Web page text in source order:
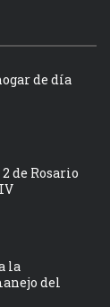
de día
de Rosario
la
del